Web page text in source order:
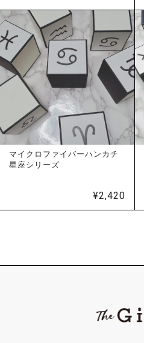
マイクロファイバーハンカチ
星座シリーズ
¥2,420